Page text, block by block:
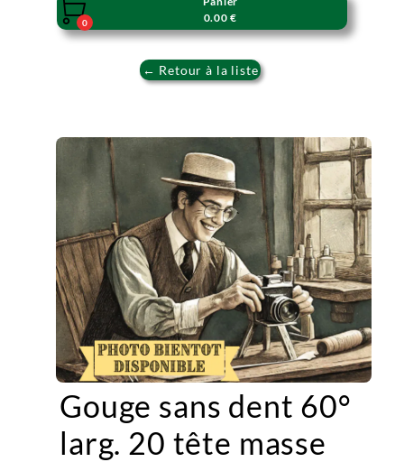

0
0.00 €
← Retour à la liste
Gouge sans dent 60°
larg. 20 tête masse